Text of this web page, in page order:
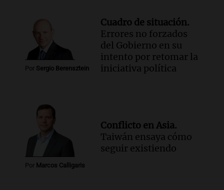
Por Sergio Berensztein
Cuadro de situación.
Errores no forzados
del Gobierno en su
intento por retomar la
iniciativa política
Por Marcos Calligaris
Conflicto en Asia.
Taiwán ensaya cómo
seguir existiendo